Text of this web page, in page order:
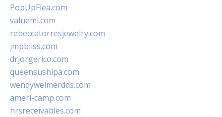
PopUpFlea.com
valueml.com
rebeccatorresjewelry.com
jmpbliss.com
drjorgerico.com
queensushipa.com
wendyweimerdds.com
ameri-camp.com
hrsreceivables.com